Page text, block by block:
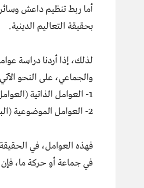
أما ربط تنظيم داعش
بحقيقة التعاليم الدينية.
لذلك، إذا أردنا دراسة
والجماعي، على النحو
1- العوامل الذاتية (العوامل الداخلية)، مثل التعصب والدوغمائية (ضيق الأفق).
2- العوامل الموضوعية (البنيوية)، مثل وجود الظلم والاستبداد.
فهذه العوامل، في
في جماعة أو حركة ما،